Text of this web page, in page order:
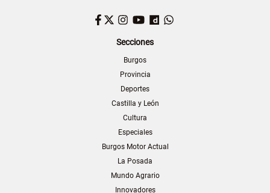
Facebook
TwitterInstagram
YouTubeDailymotion
Secciones
Burgos
Provincia
Deportes
Castilla y León
Cultura
Especiales
Burgos Motor Actual
La Posada
Mundo Agrario
Innovadores